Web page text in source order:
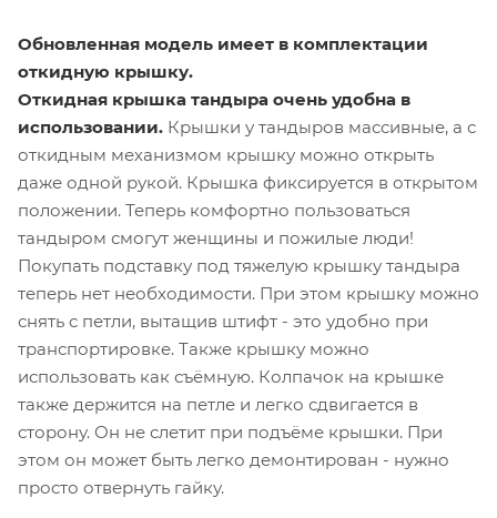
Обновленная модель имеет в комплектации
откидную крышку.
Откидная крышка тандыра очень удобна в
использовании. Крышки у тандыров массивные, а с
откидным механизмом крышку можно открыть
даже одной рукой. Крышка фиксируется в открытом
положении. Теперь комфортно пользоваться
тандыром смогут женщины и пожилые люди!
Покупать подставку под тяжелую крышку тандыра
теперь нет необходимости. При этом крышку можно
снять с петли, вытащив штифт - это удобно при
транспортировке. Также крышку можно
использовать как съёмную. Колпачок на крышке
также держится на петле и легко сдвигается в
сторону. Он не слетит при подъёме крышки. При
этом он может быть легко демонтирован - нужно
просто отвернуть гайку.